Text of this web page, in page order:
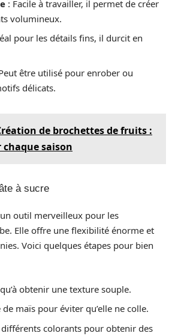
: Facile à travailler, il permet de créer
volumineux.
pour les détails fins, il durcit en
être utilisé pour enrober ou
délicats.
de brochettes de fruits :
chaque saison
à sucre
outil merveilleux pour les
Elle offre une flexibilité énorme et
Voici quelques étapes pour bien
obtenir une texture souple.
maïs pour éviter qu’elle ne colle.
différents colorants pour obtenir des